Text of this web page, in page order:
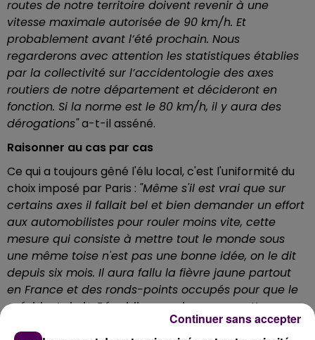
routes de notre territoire doivent revenir à une
vitesse maximale autorisée de 90 km/h. Et
probablement avant l’été prochain. Nous
regarderons avec attention les statistiques établies
par la collectivité sur l’accidentologie des axes
routiers de notre département et décideront en
fonction. Si la norme est le 80 km/h, il y aura des
dérogations"a-t-il asséné.
Raisonner au cas par cas
Ce qui a toujours gêné l'élu local, c'est l'uniformité du
choix imposé par Paris : "Même s'il est vrai que sur
certains axes il fallait bel et bien demander un effort
aux automobilistes pour rouler moins vite, cette
mesure qui consiste à mettre tout le monde sous
une même toise n'est pas une bonne idée, on le dit
depuis six mois. Il aura fallu la fièvre jaune partout
en France et des ronds-points occupés pour que le
président de la République revienne sur cette
décision. A nous, gestionnaires des routes, à présent,
Continuer sans accepter